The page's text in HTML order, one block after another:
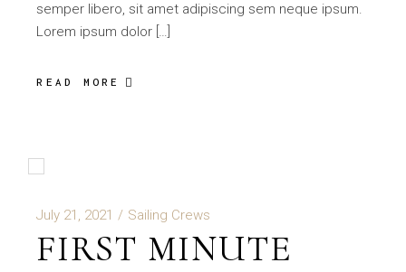
semper libero, sit amet adipiscing sem neque ipsum.
Lorem ipsum dolor […]
READ MORE
July 21, 2021 Sailing Crews
FIRST MINUTE